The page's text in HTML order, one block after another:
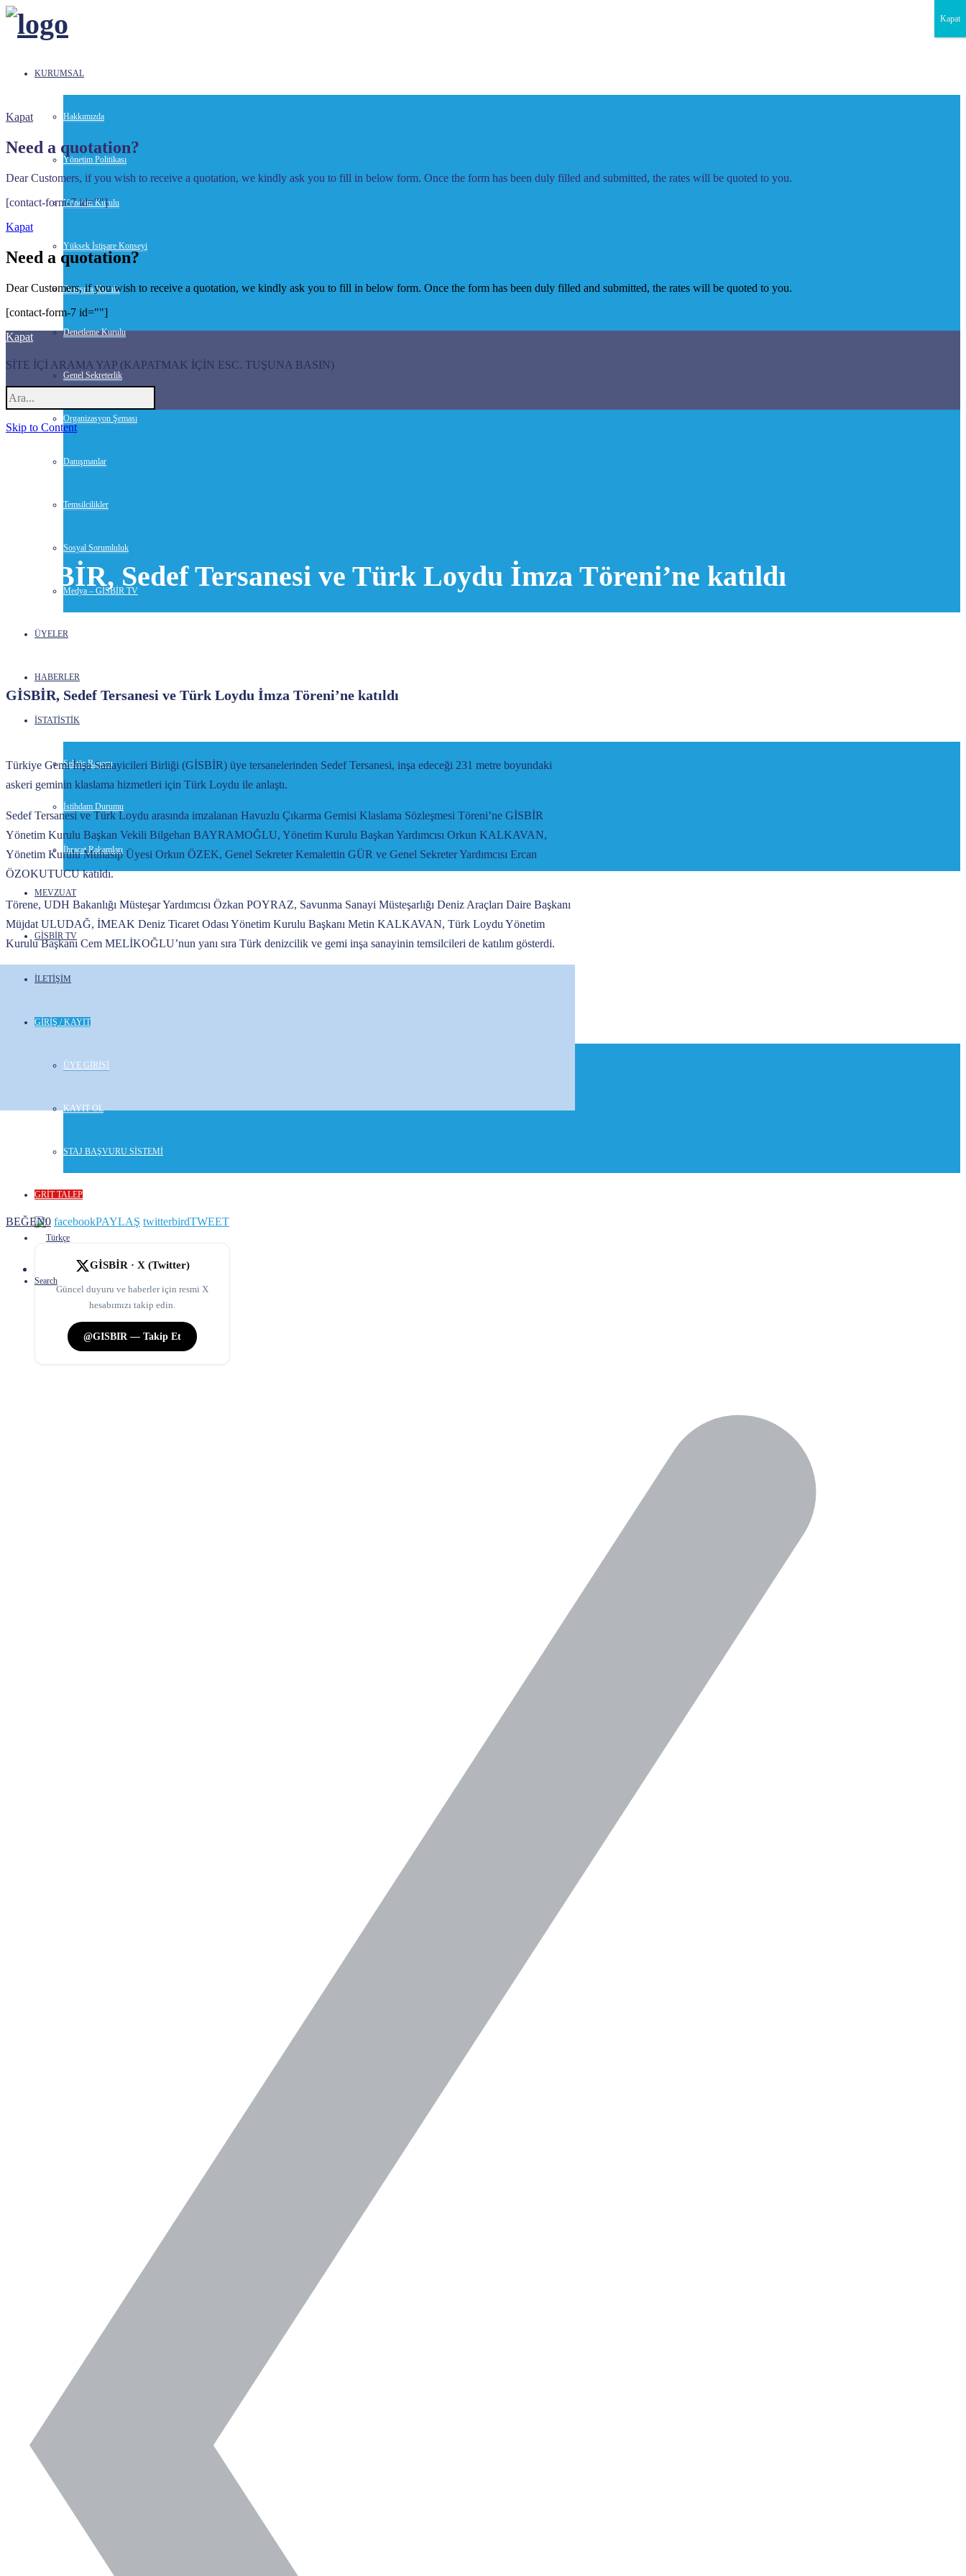
KURUMSAL
Hakkımızda
Yönetim Politikası
Yönetim Kurulu
Yüksek İstişare Konseyi
Danışma Kurulu
Denetleme Kurulu
Genel Sekreterlik
Organizasyon Şeması
Danışmanlar
Temsilcilikler
Sosyal Sorumluluk
Medya – GİSBİR TV
ÜYELER
HABERLER
İSTATİSTİK
Sektör Raporu
İstihdam Durumu
İhracat Rakamları
MEVZUAT
GİSBİR TV
İLETİŞİM
GİRİŞ / KAYIT
ÜYE GİRİŞİ
KAYIT OL
STAJ BAŞVURU SİSTEMİ
GRİT TALEP
Search
Kapat
Need a quotation?
Dear Customers, if you wish to receive a quotation, we kindly ask you to fill in below form. Once the form has been duly filled and submitted, the rates will be quoted to you.
[contact-form-7 id=""]
Kapat
Need a quotation?
Dear Customers, if you wish to receive a quotation, we kindly ask you to fill in below form. Once the form has been duly filled and submitted, the rates will be quoted to you.
[contact-form-7 id=""]
Kapat
SİTE İÇİ ARAMA YAP (KAPATMAK İÇİN ESC. TUŞUNA BASIN)
Skip to Content
GİSBİR, Sedef Tersanesi ve Türk Loydu İmza Töreni’ne katıldı
GİSBİR, Sedef Tersanesi ve Türk Loydu İmza Töreni’ne katıldı
Türkiye Gemi İnşa Sanayicileri Birliği (GİSBİR) üye tersanelerinden Sedef Tersanesi, inşa edeceği 231 metre boyundaki
askeri geminin klaslama hizmetleri için Türk Loydu ile anlaştı.
Sedef Tersanesi ve Türk Loydu arasında imzalanan Havuzlu Çıkarma Gemisi Klaslama Sözleşmesi Töreni’ne GİSBİR
Yönetim Kurulu Başkan Vekili Bilgehan BAYRAMOĞLU, Yönetim Kurulu Başkan Yardımcısı Orkun KALKAVAN,
Yönetim Kurulu Muhasip Üyesi Orkun ÖZEK, Genel Sekreter Kemalettin GÜR ve Genel Sekreter Yardımcısı Ercan
ÖZOKUTUCU katıldı.
Törene, UDH Bakanlığı Müsteşar Yardımcısı Özkan POYRAZ, Savunma Sanayi Müsteşarlığı Deniz Araçları Daire Başkanı
Müjdat ULUDAĞ, İMEAK Deniz Ticaret Odası Yönetim Kurulu Başkanı Metin KALKAVAN, Türk Loydu Yönetim
Kurulu Başkanı Cem MELİKOĞLU’nun yanı sıra Türk denizcilik ve gemi inşa sanayinin temsilcileri de katılım gösterdi.
BEĞEN0 facebookPAYLAŞ twitterbirdTWEET
GİSBİR · X (Twitter)
Güncel duyuru ve haberler için resmi X
hesabımızı takip edin.
@GISBIR — Takip Et
Kapat